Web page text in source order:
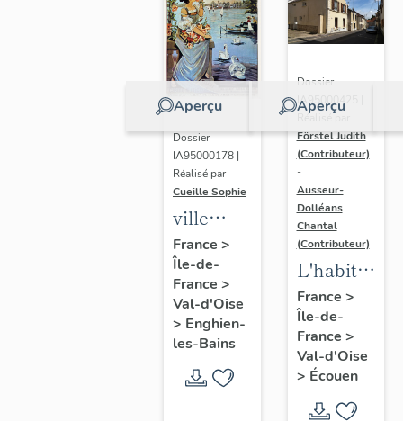
Aperçu
Dossier
IA95000178 |
Réalisé par
Cueille Sophie
ville
thermale
d'Enghien-
les-Bains
France >
Île-de-
France >
Val-d'Oise
> Enghien-
les-Bains
Aperçu
Dossier
IA95000425 |
Réalisé par
Förstel Judith
(Contributeur)
-
Ausseur-
Dolléans
Chantal
(Contributeur)
L'habitat
d'Ecouen
France >
Île-de-
France >
Val-d'Oise
> Écouen